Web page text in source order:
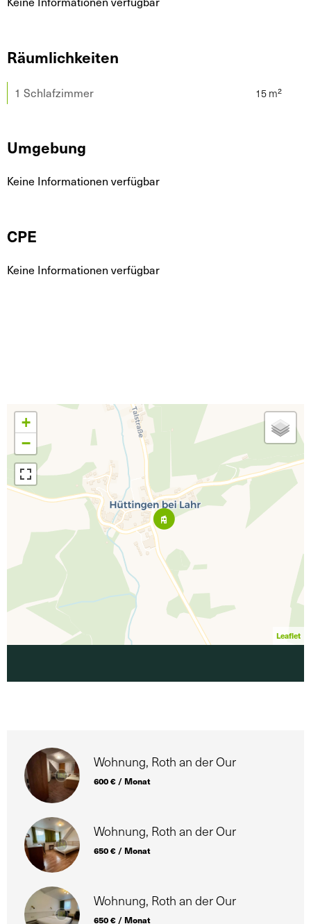
Räumlichkeiten
1 Schlafzimmer
Umgebung
Keine Informationen verfügbar
CPE
Keine Informationen verfügbar
+
−
Leaflet
Wohnung, Roth an der Our
600 € / Monat
Wohnung, Roth an der Our
650 € / Monat
Wohnung, Roth an der Our
650 € / Monat